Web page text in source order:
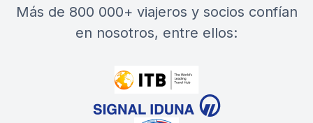
más de 800 000+ viajeros y socios confían
en nosotros, entre ellos: